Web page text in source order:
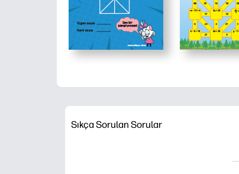
Sıkça Sorulan Sorular